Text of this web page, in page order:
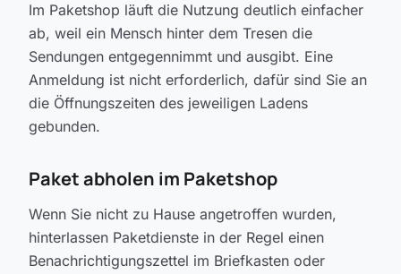
Im Paketshop läuft die Nutzung deutlich einfacher
ab, weil ein Mensch hinter dem Tresen die
Sendungen entgegennimmt und ausgibt. Eine
Anmeldung ist nicht erforderlich, dafür sind Sie an
die Öffnungszeiten des jeweiligen Ladens
gebunden.
Paket abholen im Paketshop
Wenn Sie nicht zu Hause angetroffen wurden,
hinterlassen Paketdienste in der Regel einen
Benachrichtigungszettel im Briefkasten oder